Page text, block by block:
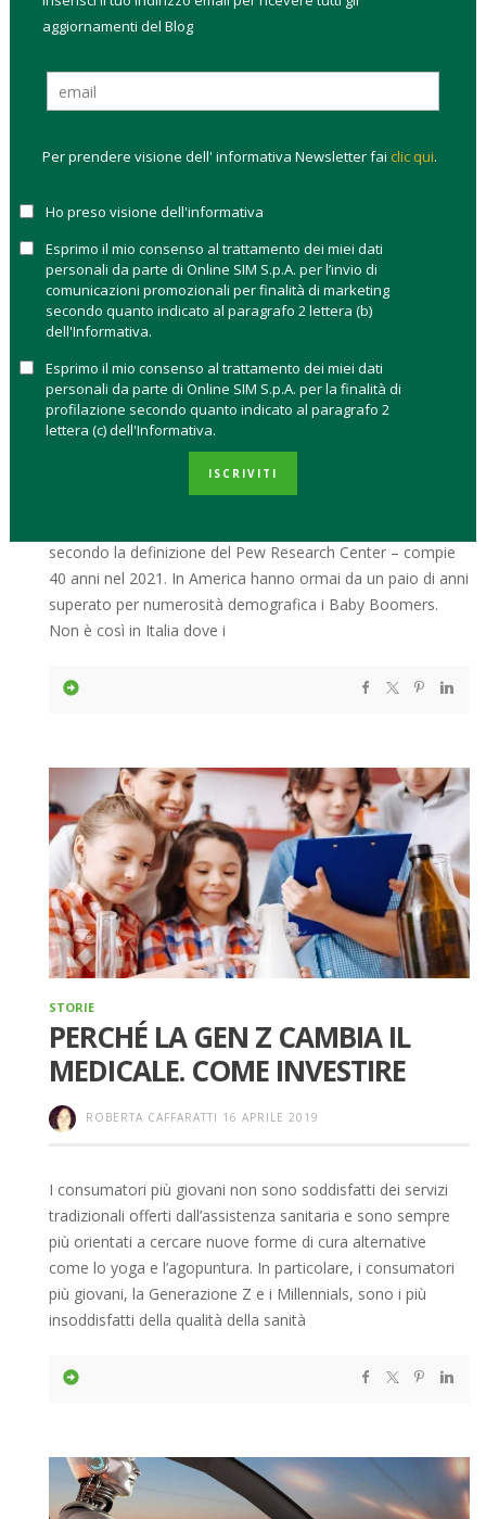
semplificato in “boomer”. I film rappresentano il conflitto generazionale
fra i baby boomer e le generazioni precedenti (e successive).
MILLENNIALS: PERCHÉ INVESTIRE
SU SÉ STESSI È UNA BUONA IDEA
ROBERTA CAFFARATTI 5 OTTOBRE 2021
secondo la definizione del Pew Research Center – compie
40 anni nel 2021. In America hanno ormai da un paio di anni
superato per numerosità demografica i Baby Boomers.
Non è così in Italia dove i
STORIE
PERCHÉ LA GEN Z CAMBIA IL
MEDICALE. COME INVESTIRE
ROBERTA CAFFARATTI 16 APRILE 2019
I consumatori più giovani non sono soddisfatti dei servizi
tradizionali offerti dall’assistenza sanitaria e sono sempre
più orientati a cercare nuove forme di cura alternative
come lo yoga e l’agopuntura. In particolare, i consumatori
più giovani, la Generazione Z e i Millennials, sono i più
insoddisfatti della qualità della sanità
aggiornamenti del Blog
Per prendere visione dell' informativa Newsletter fai clic qui.
Ho preso visione dell'informativa
Esprimo il mio consenso al trattamento dei miei dati
personali da parte di Online SIM S.p.A. per l’invio di
comunicazioni promozionali per finalità di marketing
secondo quanto indicato al paragrafo 2 lettera (b)
dell'Informativa.
Esprimo il mio consenso al trattamento dei miei dati
personali da parte di Online SIM S.p.A. per la finalità di
profilazione secondo quanto indicato al paragrafo 2
lettera (c) dell'Informativa.
ISCRIVITI